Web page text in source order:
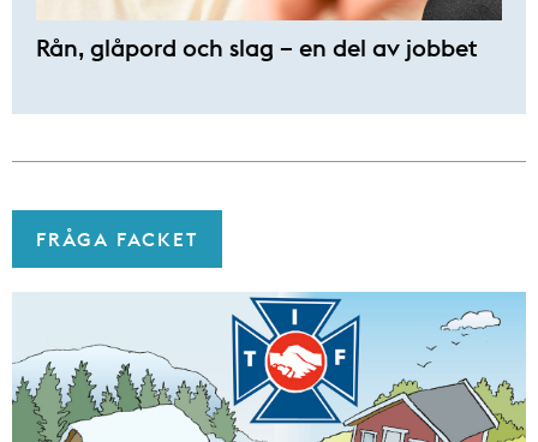
Rån, glåpord och slag – en del av jobbet
FRÅGA FACKET